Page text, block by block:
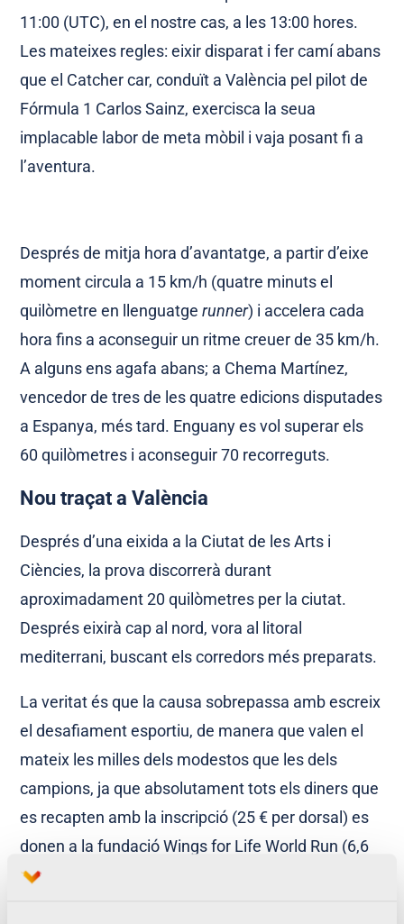
11:00 (UTC), en el nostre cas, a les 13:00 hores.
Les mateixes regles: eixir disparat i fer camí abans
que el Catcher car, conduït a València pel pilot de
Fórmula 1 Carlos Sainz, exercisca la seua
implacable labor de meta mòbil i vaja posant fi a
l’aventura.
Després de mitja hora d’avantatge, a partir d’eixe
moment circula a 15 km/h (quatre minuts el
quilòmetre en llenguatgerunner) i accelera cada
hora fins a aconseguir un ritme creuer de 35 km/h.
A alguns ens agafa abans; a Chema Martínez,
vencedor de tres de les quatre edicions disputades
a Espanya, més tard. Enguany es vol superar els
60 quilòmetres i aconseguir 70 recorreguts.
Nou traçat a València
Després d’una eixida a la Ciutat de les Arts i
Ciències, la prova discorrerà durant
aproximadament 20 quilòmetres per la ciutat.
Després eixirà cap al nord, vora al litoral
mediterrani, buscant els corredors més preparats.
La veritat és que la causa sobrepassa amb escreix
el desafiament esportiu, de manera que valen el
mateix les milles dels modestos que les dels
campions, ja que absolutament tots els diners que
es recapten amb la inscripció (25 € per dorsal) es
donen a la fundació Wings for Life World Run (6,6
milions d’euros l’any passat).